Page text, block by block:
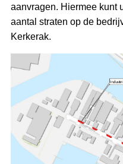
aanvragen. Hiermee kunt
aantal straten op de
Kerkerak.